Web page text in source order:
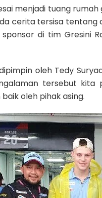
menjadi tuang
cerita tersisa tentang
di tim Gresini
oleh Tedy
tersebut
oleh pihak asing.